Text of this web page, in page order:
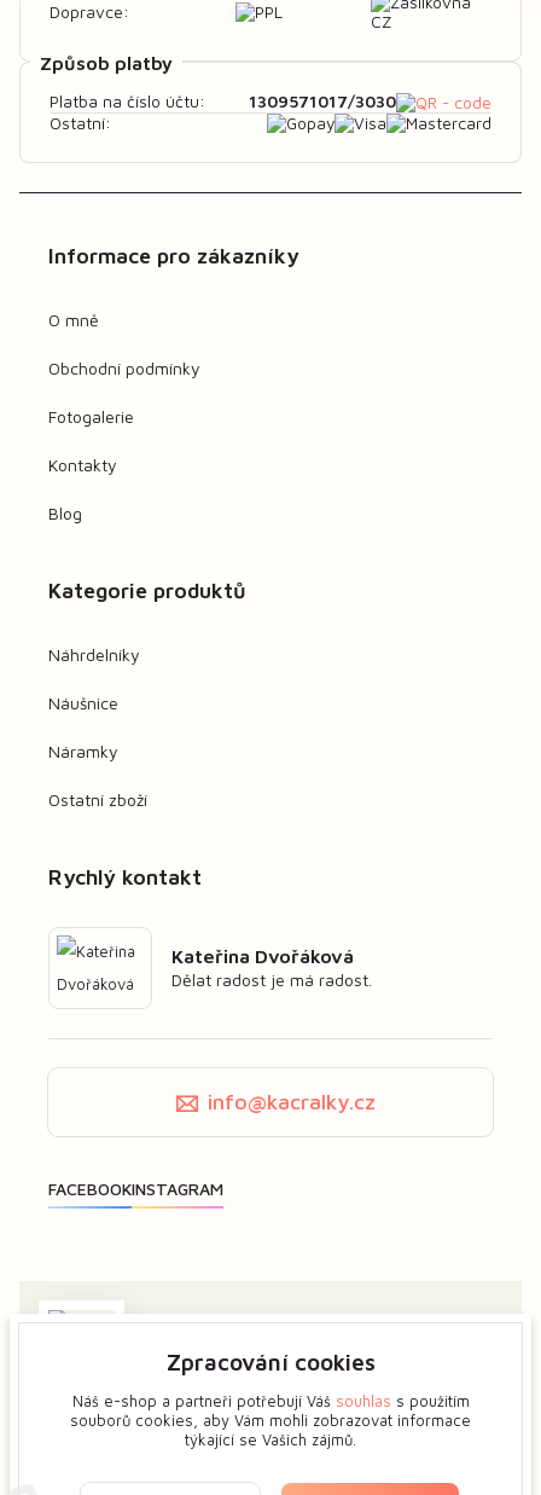
Dopravce:
Způsob platby
Platba na číslo účtu: 1309571017/3030
Ostatní:
Informace pro zákazníky
O mně
Obchodní podmínky
Fotogalerie
Kontakty
Blog
Kategorie produktů
Náhrdelníky
Náušnice
Náramky
Ostatní zboží
Zajímá vás má tvorba? Dejte mi předem vědět a ukážeme
Zobrazit na mapě
Rychlý kontakt
Kateřina Dvořáková
Dělat radost je má radost.
info@kacralky.cz
Zpracování cookies
Náš e-shop a partneři potřebují Váš souhlas s použitím
souborů cookies, aby Vám mohli zobrazovat informace
týkající se Vašich zájmů.